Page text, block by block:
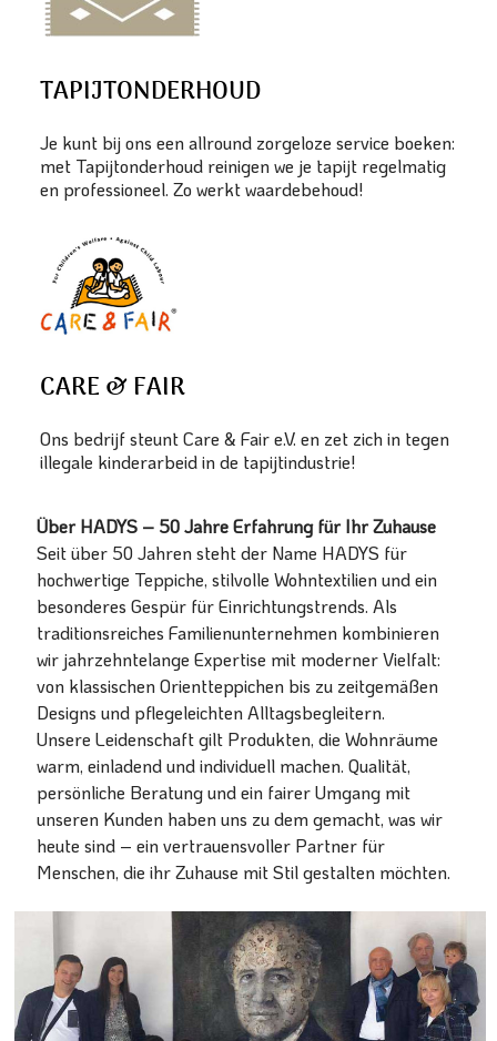
TAPIJTONDERHOUD
Je kunt bij ons een allround zorgeloze service boeken:
met Tapijtonderhoud reinigen we je tapijt regelmatig
en professioneel. Zo werkt waardebehoud!
CARE & FAIR
Ons bedrijf steunt Care & Fair e.V. en zet zich in tegen
illegale kinderarbeid in de tapijtindustrie!
Über HADYS – 50 Jahre Erfahrung für Ihr Zuhause
Seit über 50 Jahren steht der Name HADYS für
hochwertige Teppiche, stilvolle Wohntextilien und ein
besonderes Gespür für Einrichtungstrends. Als
traditionsreiches Familienunternehmen kombinieren
wir jahrzehntelange Expertise mit moderner Vielfalt:
von klassischen Orientteppichen bis zu zeitgemäßen
Designs und pflegeleichten Alltagsbegleitern.
Unsere Leidenschaft gilt Produkten, die Wohnräume
warm, einladend und individuell machen. Qualität,
persönliche Beratung und ein fairer Umgang mit
unseren Kunden haben uns zu dem gemacht, was wir
heute sind – ein vertrauensvoller Partner für
Menschen, die ihr Zuhause mit Stil gestalten möchten.